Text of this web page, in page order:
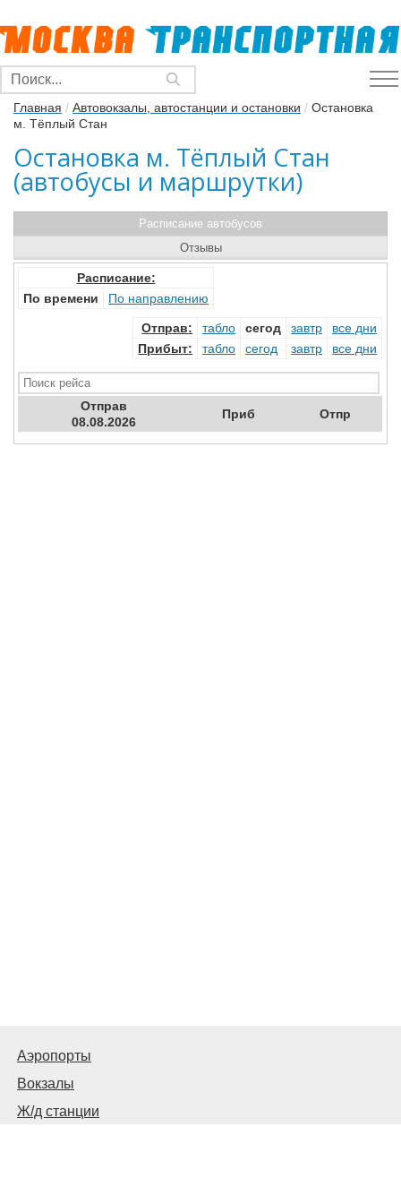
Главная / Автовокзалы, автостанции и остановки / Остановка
м. Тёплый Стан
Остановка м. Тёплый Стан
(автобусы и маршрутки)
Расписание автобусов
Расписание:
По времени
По направлению
Отправ: табло сегод завтр
все дни
Прибыт: табло сегод завтр все дни
Отправ
08.08.2026
Приб Отпр
Отзывы
Аэропорты
Вокзалы
Ж/д станции